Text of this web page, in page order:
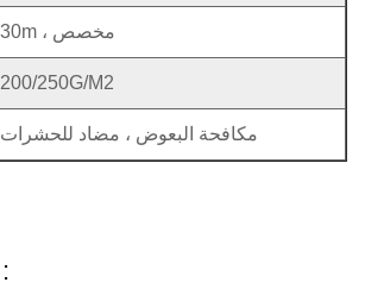
30m ، مخصص
200/250G/M2
مكافحة البعوض ، مضاد للحشرات
وصف المنتج: